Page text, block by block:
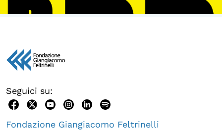
Programmi per le scuole
Master e Executive Program
Seguici su:
Fondazione Giangiacomo Feltrinelli